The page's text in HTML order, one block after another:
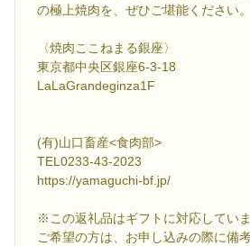
の極上焼肉を、ぜひご堪能ください。
〈焼肉ここねまる銀座〉
東京都中央区銀座6-3-18
LaLaGrandeginza1F
(有)山口畜産<食肉部>
TEL0233-43-2023
https://yamaguchi-bf.jp/
※この返礼品はギフトに対応していま
ご希望の方は、お申し込みの際に備